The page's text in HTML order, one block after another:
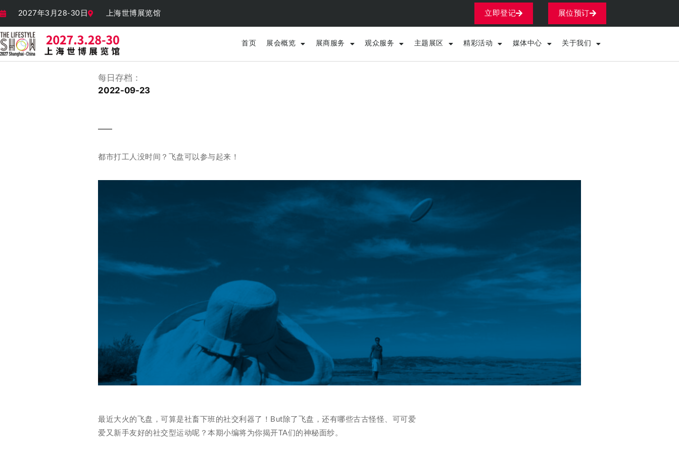
2027年3月28-30日 上海世博展览馆 立即登记 展位预订
首页 展会概览 展商服务 观众服务 主题展区 精彩活动 媒体中心 关于我们
每日存档：
2022-09-23
都市打工人没时间？飞盘可以参与起来！
最近大火的飞盘，可算是社畜下班的社交利器了！But除了飞盘，还有哪些古古怪怪、可可爱
爱又新手友好的社交型运动呢？本期小编将为你揭开TA们的神秘面纱。